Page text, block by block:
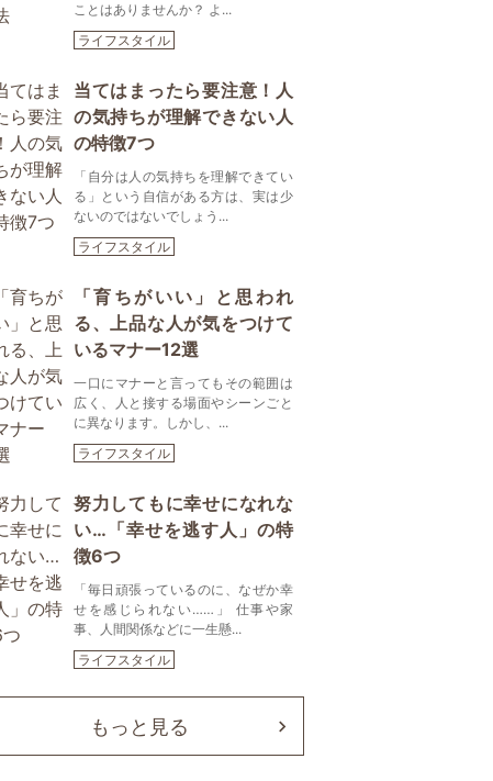
ことはありませんか？ よ...
ライフスタイル
当てはまったら要注意！人
の気持ちが理解できない人
の特徴7つ
「自分は人の気持ちを理解できてい
る」という自信がある方は、実は少
ないのではないでしょう...
ライフスタイル
「育ちがいい」と思われ
る、上品な人が気をつけて
いるマナー12選
一口にマナーと言ってもその範囲は
広く、人と接する場面やシーンごと
に異なります。しかし、...
ライフスタイル
努力してもに幸せになれな
い…「幸せを逃す人」の特
徴6つ
「毎日頑張っているのに、なぜか幸
せを感じられない……」 仕事や家
事、人間関係などに一生懸...
ライフスタイル
もっと見る